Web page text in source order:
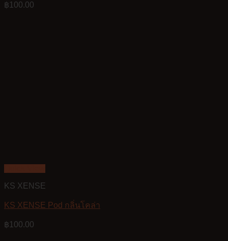
฿100.00
KS XENSE
KS XENSE Pod กลิ่นโคล่า
฿100.00